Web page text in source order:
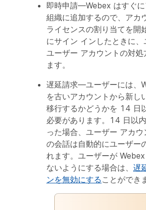
即時申請—Webex はすぐに
組織に追加するので、アカ
ライセンスの割り当てを開
にサイン インしたときに
ユーザー アカウントの対処
ます。
遅延請求—ユーザーには、
を古いアカウントから新し
移行するかどうかを 14 日
必要があります。14 日以
った場合、ユーザー アカ
の会話は自動的にユーザー
れます。ユーザーが
ないようにする場合は、 遅
ンを無効にする ことができ